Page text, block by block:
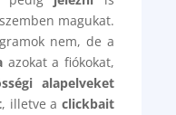
magukat.
nem, de a
azokat a fiókokat,
alapelveket
, illetve a clickbait